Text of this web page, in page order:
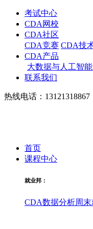
考试中心
CDA网校
CDA社区
CDA竞赛 CDA技
CDA产品
大数据与人工智
联系我们
热线电话：13121318867
首页
课程中心
就业邦：
CDA数据分析周末